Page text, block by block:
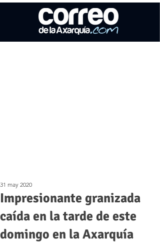
Impresionante granizada
caída en la tarde de este
domingo en la Axarquía
31 may 2020